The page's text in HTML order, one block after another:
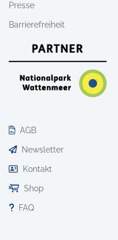
Presse
Barrierefreiheit
AGB
Newsletter
Kontakt
Shop
FAQ